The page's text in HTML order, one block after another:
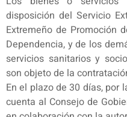
disposición del Servicio
Extremeño de Promoción
Dependencia, y de los
servicios sanitarios y
son objeto de la
En el plazo de 30 días, por
cuenta al Consejo de